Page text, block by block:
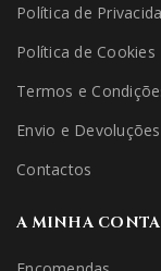
Política de
Política de Cookies
Termos e
Envio e Devoluções
Contactos
A MINHA CONTA